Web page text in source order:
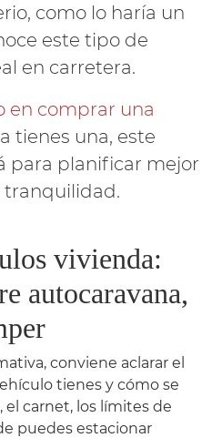
como lo haría un
este tipo de
en carretera.
en comprar una
tienes una, este
para planificar mejor
tranquilidad.
vivienda:
autocaravana,
conviene aclarar el
tienes y cómo se
el carnet, los límites de
puedes estacionar